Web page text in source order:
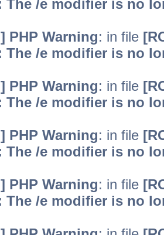
The /e modifier is no
PHP Warning: in file
The /e modifier is no
PHP Warning: in file
The /e modifier is no
PHP Warning: in file
The /e modifier is no
PHP Warning: in file
The /e modifier is no